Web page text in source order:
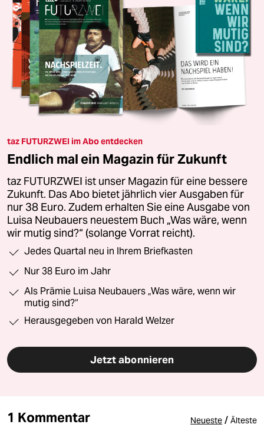
taz FUTURZWEI im Abo entdecken
Endlich mal ein Magazin für Zukunft
taz FUTURZWEI ist unser Magazin für eine bessere
Zukunft. Das Abo bietet jährlich vier Ausgaben für
nur 38 Euro. Zudem erhalten Sie eine Ausgabe von
Luisa Neubauers neuestem Buch „Was wäre, wenn
wir mutig sind?“ (solange Vorrat reicht).
Jedes Quartal neu in Ihrem Briefkasten
Nur 38 Euro im Jahr
Als Prämie Luisa Neubauers „Was wäre, wenn wir
mutig sind?“
Herausgegeben von Harald Welzer
Jetzt abonnieren
1 Kommentar Neueste / Älteste